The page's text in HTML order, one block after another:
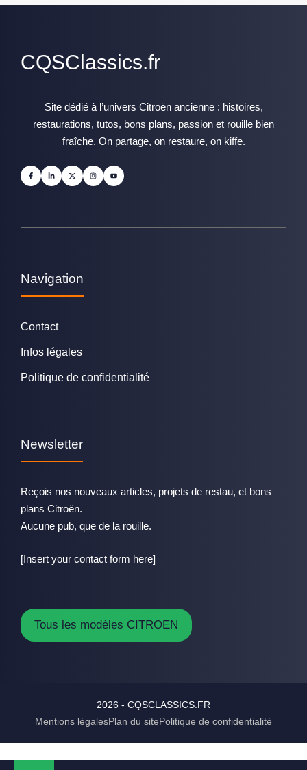
CQSClassics.fr
Site dédié à l’univers Citroën ancienne : histoires,
restaurations, tutos, bons plans, passion et rouille bien
fraîche. On partage, on restaure, on kiffe.
Navigation
Contact
Infos légales
Politique de confidentialité
Newsletter
Reçois nos nouveaux articles, projets de restau, et bons
plans Citroën.
Aucune pub, que de la rouille.
[Insert your contact form here]
Tous les modèles CITROEN
2026 - CQSCLASSICS.FR
Mentions légalesPlan du sitePolitique de confidentialité